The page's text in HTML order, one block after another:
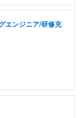
エンジニア/研修充